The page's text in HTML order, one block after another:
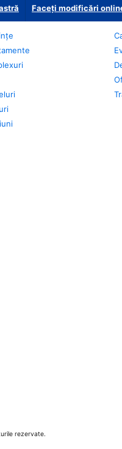
Faceți modificări
rezervate.